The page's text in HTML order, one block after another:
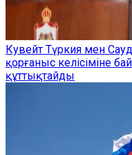
Кувейт Түркия мен
қорғаныс келісіміне
құттықтайды